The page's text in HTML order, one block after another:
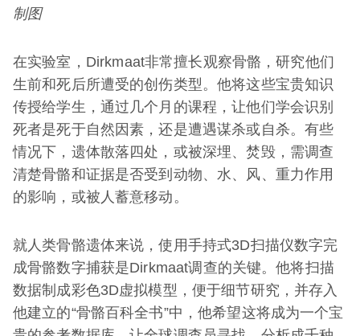
制图
在实验室，Dirkmaat非常擅长观察骨骼，研究他们
生前和死后所遭受的创伤类型。他将这些宝贵知识
传授给学生，通过几个月的课程，让他们学会识别
死者是死于自然因素，还是遭遇谋杀或自杀。有些
情况下，遗体散落四处，或被深埋、焚毁，需调查
清楚骨骼和证据是否受到动物、水、风、重力作用
的影响，或被人蓄意移动。
就人类骨骼遗体来说，使用手持式3D扫描仪数字完
成骨骼数字捕获是Dirkmaat调查的关键。他将扫描
数据制成彩色3D虚拟模型，便于细节研究，并存入
他建立的“骨骼百科全书”中，他希望这将成为一个宝